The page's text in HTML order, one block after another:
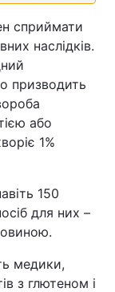
сприймати
наслідків.
призводить
або
1%
150
для них –
медики,
з глютеном і